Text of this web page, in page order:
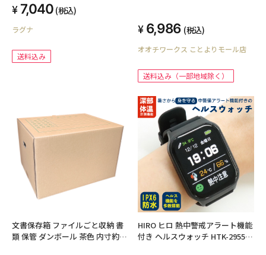
7,040 (税込)
ラグナ
送料込み
6,986 (税込)
オオチワークス ことよりモール店
送料込み（一部地域除く）
文書保存箱 ファイルごと収納 書
類 保管 ダンボール 茶色 内寸約
HIRO ヒロ 熱中警戒アラート機能
付き ヘルスウォッチ HTK-2955